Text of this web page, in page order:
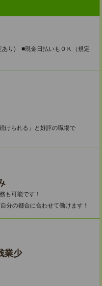
り) ■現金日払いもＯＫ（規定
けられる」と好評の職場で
も可能です！
分の都合に合わせて働けます！
業少